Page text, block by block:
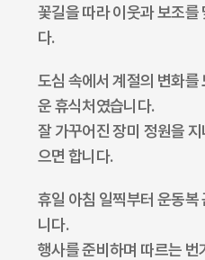
꽃길을 따라 이웃과 보조를
다.
도심 속에서 계절의 변화를
운 휴식처였습니다.
잘 가꾸어진 장미 정원을
으면 합니다.
휴일 아침 일찍부터 운동복
니다.
행사를 준비하며 따르는